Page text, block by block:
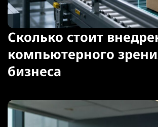
Сколько стоит
компьютерного
бизнеса